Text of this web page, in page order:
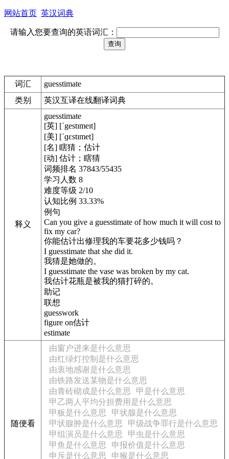
网站首页 英汉词典
请输入您要查询的英语词汇：
词汇
guesstimate
类别
英汉互译在线翻译词典
释义
guesstimate
[英] [ˈgestɪmeɪt]
[美] [ˈɡɛstɪmet]
[名] 瞎猜；估计
[动] 估计；瞎猜
词频排名 37843/55435
学习人数 8
难度等级 2/10
认知比例 33.33%
例句
Can you give a guesstimate of how much it will cost to
fix my car?
你能估计出修理我的车要花多少钱吗？
I guesstimate that she did it.
我猜是她做的。
I guesstimate the vase was broken by my cat.
我估计花瓶是被我的猫打碎的。
助记
联想
guesswork
figure on估计
estimate
随便看
由窗户进来是什么意思
由红绿灯控制是什么意思
由衷地感谢是什么意思
由铁路发送某物是什么意思
由青砖砌成是什么意思
甲是什么意思
甲乙两人平均分担费用是什么意思
甲板是什么意思
甲状腺是什么意思
甲状腺肿是什么意思
甲级战争罪行是什么意思
甲组演员是什么意思
甲虫是什么意思
甲鱼是什么意思
申报价值是什么意思
申斥是什么意思
申猴是什么意思